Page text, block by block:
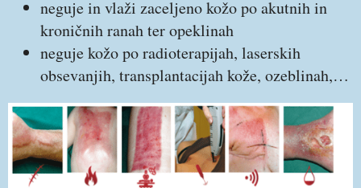
neguje in vlaži zaceljeno kožo po akutnih in
kroničnih ranah ter opeklinah
neguje kožo po radioterapijah, laserskih
obsevanjih, transplantacijah kože, ozeblinah,…